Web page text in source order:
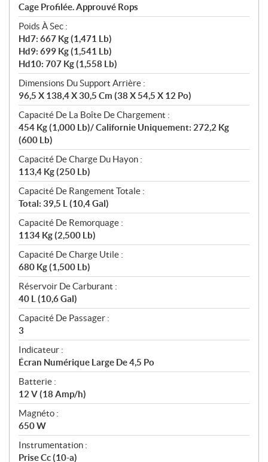
Cage Profilée. Approuvé Rops
Poids À Sec :
Hd7: 667 Kg (1,471 Lb)
Hd9: 699 Kg (1,541 Lb)
Hd10: 707 Kg (1,558 Lb)
Dimensions Du Support Arrière :
96,5 X 138,4 X 30,5 Cm (38 X 54,5 X 12 Po)
Capacité De La Boîte De Chargement :
454 Kg (1,000 Lb)/ Californie Uniquement: 272,2 Kg
(600 Lb)
Capacité De Charge Du Hayon :
113,4 Kg (250 Lb)
Capacité De Rangement Totale :
Total: 39,5 L (10,4 Gal)
Capacité De Remorquage :
1134 Kg (2,500 Lb)
Capacité De Charge Utile :
680 Kg (1,500 Lb)
Réservoir De Carburant :
40 L (10,6 Gal)
Capacité De Passager :
3
Indicateur :
Écran Numérique Large De 4,5 Po
Batterie :
12 V (18 Amp/h)
Magnéto :
650 W
Instrumentation :
Prise Cc (10-a)